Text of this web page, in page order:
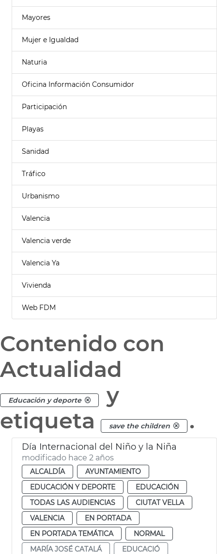
Mayores
Mujer e Igualdad
Naturia
Oficina Información Consumidor
Participación
Playas
Sanidad
Tráfico
Urbanismo
Valencia
Valencia verde
Valencia Ya
Vivienda
Web FDM
Contenido con
Actualidad
Educación y deporte
y
etiqueta
save the children .
Día Internacional del Niño y la Niña
modificado hace 2 años
ALCALDÍA
AYUNTAMIENTO
EDUCACIÓN Y DEPORTE
EDUCACIÓN
TODAS LAS AUDIENCIAS
CIUTAT VELLA
VALENCIA
EN PORTADA
EN PORTADA TEMÁTICA
NORMAL
MARÍA JOSÉ CATALÁ
EDUCACIÓ